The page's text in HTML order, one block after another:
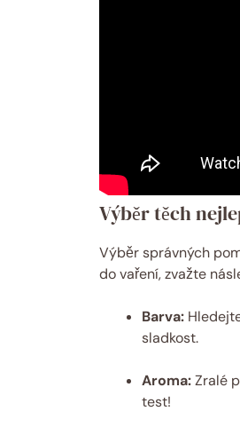
Výběr těch
Výběr správných
do vaření, zvažte
Barva:
sladkost.
Aroma:Zralé
test!